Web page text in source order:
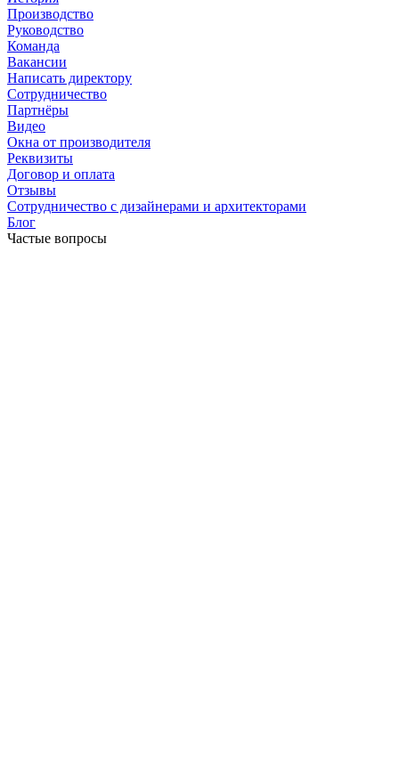
Производство
Руководство
Команда
Вакансии
Написать директору
Сотрудничество
Партнёры
Видео
Окна от производителя
Реквизиты
Договор и оплата
Отзывы
Сотрудничество с дизайнерами и архитекторами
Блог
Частые вопросы